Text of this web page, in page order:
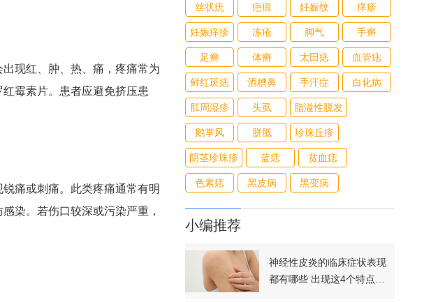
现红、肿、热、痛，疼痛常为
霉素片。患者应避免挤压患
痛或刺痛。此类疼痛通常有明
染。若伤口较深或污染严重，
丝状疣 疤痕 妊娠纹 痒疹
妊娠痒疹 冻疮 脚气 手癣
足癣 体癣 太田痣 血管痣
鲜红斑痣 酒糟鼻 手汗症 白化病
肛周湿疹 头虱 脂溢性脱发
鹅掌风 胼胝 珍珠丘疹
阴茎珍珠疹 蓝痣 贫血痣
色素痣 黑皮病 黑变病
小编推荐
神经性皮炎的临床症状表现
都有哪些 出现这4个特点要